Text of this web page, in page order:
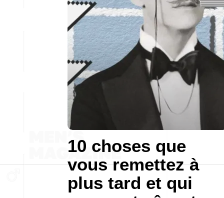
10 choses que
vous remettez à
plus tard et qui